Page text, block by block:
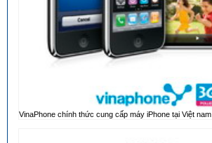
VinaPhone chính thức cung cấp máy iPhone tại Việt nam